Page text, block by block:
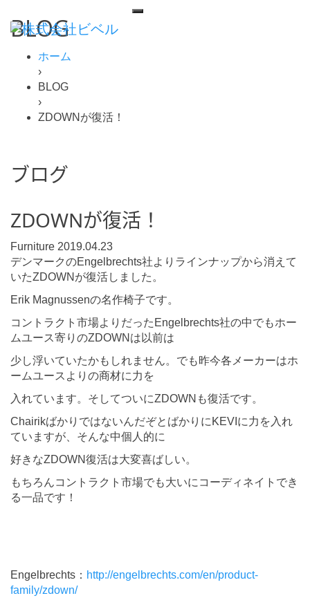
BLOG
ホーム
›
BLOG
›
ZDOWNが復活！
ブログ
ZDOWNが復活！
Furniture 2019.04.23
デンマークのEngelbrechts社よりラインナップから消えて
いたZDOWNが復活しました。
Erik Magnussenの名作椅子です。
コントラクト市場よりだったEngelbrechts社の中でもホー
ムユース寄りのZDOWNは以前は
少し浮いていたかもしれません。でも昨今各メーカーはホ
ームユースよりの商材に力を
入れています。そしてついにZDOWNも復活です。
ChairikばかりではないんだぞとばかりにKEVIに力を入れ
ていますが、そんな中個人的に
好きなZDOWN復活は大変喜ばしい。
もちろんコントラクト市場でも大いにコーディネイトでき
る一品です！
Engelbrechts： http://engelbrechts.com/en/product-
family/zdown/